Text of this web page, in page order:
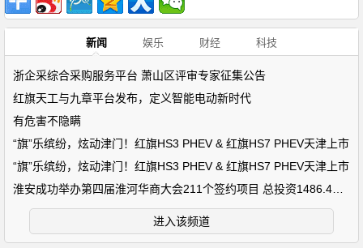
新闻 娱乐 财经 科技
浙企采综合采购服务平台 萧山区评审专家征集公告
红旗天工与九章平台发布，定义智能电动新时代
有危害不隐瞒
“旗”乐缤纷，炫动津门！红旗HS3 PHEV & 红旗HS7 PHEV天津上市
“旗”乐缤纷，炫动津门！红旗HS3 PHEV & 红旗HS7 PHEV天津上市
进入该频道